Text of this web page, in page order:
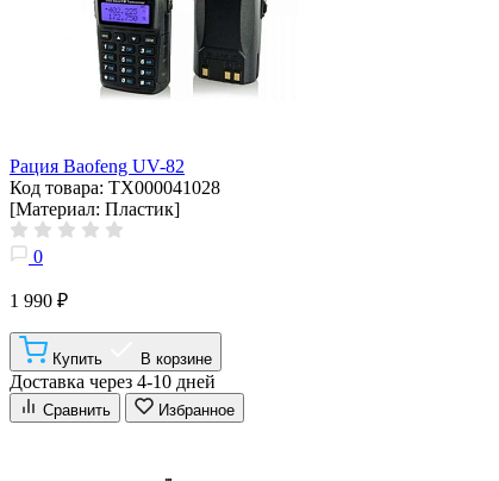
Рация Baofeng UV-82
Код товара: ТХ000041028
[Материал: Пластик]
0
1 990 ₽
Купить В корзине
Доставка через 4-10 дней
Сравнить Избранное